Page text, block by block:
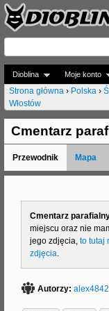
Dioblina Moje konto
J
e
s
t
Strona główna › Polska ›
Włostów
Cmentarz
Przewodnik Mapa
Cmentarz
miejscu oraz nie
jego zdjęcia, to tutaj
zdjęcia
Autorzy: alex4842